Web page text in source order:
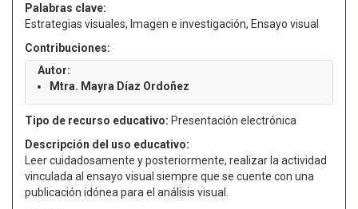
Palabras clave:
Estrategias visuales, Imagen e investigación, Ensayo visual
Contribuciones:
Autor:
Mtra. Mayra Díaz Ordoñez
Tipo de recurso educativo: Presentación electrónica
Descripción del uso educativo:
Leer cuidadosamente y posteriormente, realizar la actividad
vinculada al ensayo visual siempre que se cuente con una
publicación idónea para el análisis visual.